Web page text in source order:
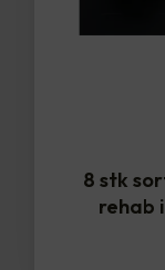
8 stk
rehab